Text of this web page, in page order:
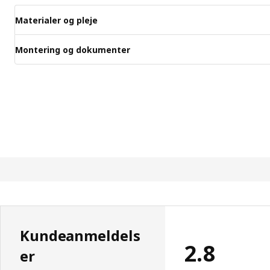
Materialer og pleje
Montering og dokumenter
Kundeanmeldels
er
2.8